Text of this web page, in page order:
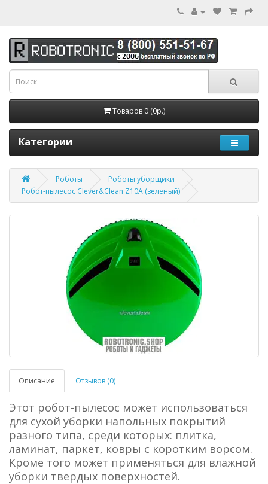
Товаров 0 (0р.)
Категории
Роботы
Роботы уборщики
Робот-пылесос Clever&Clean Z10A (зеленый)
Описание Отзывов (0)
Этот робот-пылесос может использоваться
для сухой уборки напольных покрытий
разного типа, среди которых: плитка,
ламинат, паркет, ковры с коротким ворсом.
Кроме того может применяться для влажной
уборки твердых поверхностей.